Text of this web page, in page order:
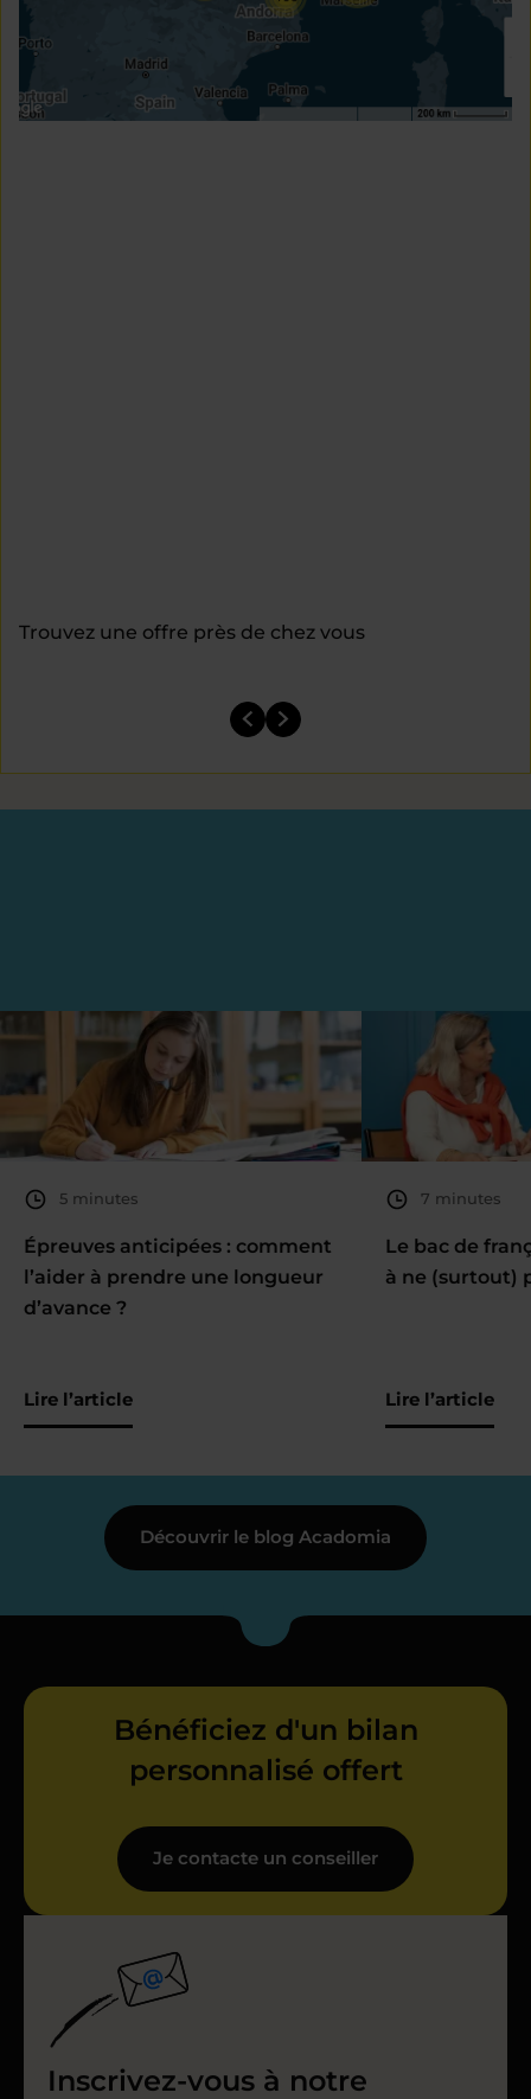
Trouvez une offre près de chez vous
5 minutes
Épreuves anticipées : comment
l’aider à prendre une longueur
d’avance ?
Lire l’article
7 minutes
Le bac de
à ne (surtout)
Lire l’article
Découvrir le blog Acadomia
Bénéficiez d'un bilan
personnalisé offert
Je contacte un conseiller
Inscrivez-vous à notre